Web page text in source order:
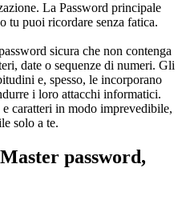
La Password principale
tu puoi ricordare senza fatica.
sicura che non contenga
date o sequenze di numeri. Gli
e, spesso, le incorporano
i loro attacchi informatici.
caratteri in modo imprevedibile,
solo a te.
password,